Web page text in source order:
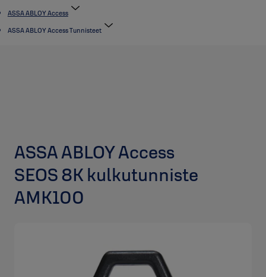
ASSA ABLOY Access
ASSA ABLOY Access Tunnisteet
ASSA ABLOY Access
SEOS 8K kulkutunniste
AMK100